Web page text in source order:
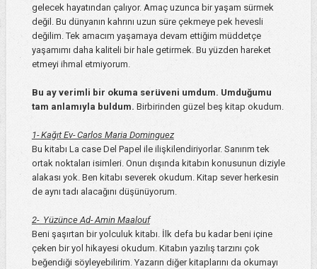
gelecek hayatından çalıyor. Amaç uzunca bir yaşam sürmek
değil. Bu dünyanın kahrını uzun süre çekmeye pek hevesli
değilim. Tek amacım yaşamaya devam ettiğim müddetçe
yaşamımı daha kaliteli bir hale getirmek. Bu yüzden hareket
etmeyi ihmal etmiyorum.
Bu ay verimli bir okuma serüveni umdum. Umduğumu
tam anlamıyla buldum. Birbirinden güzel beş kitap okudum.
1- Kağıt Ev- Carlos Maria Dominguez
Bu kitabı La case Del Papel ile ilişkilendiriyorlar. Sanırım tek
ortak noktaları isimleri. Onun dışında kitabın konusunun diziyle
alakası yok. Ben kitabı severek okudum. Kitap sever herkesin
de aynı tadı alacağını düşünüyorum.
2- Yüzünce Ad- Amin Maalouf
Beni şaşırtan bir yolculuk kitabı. İlk defa bu kadar beni içine
çeken bir yol hikayesi okudum. Kitabın yazılış tarzını çok
beğendiği söyleyebilirim. Yazarın diğer kitaplarını da okumayı